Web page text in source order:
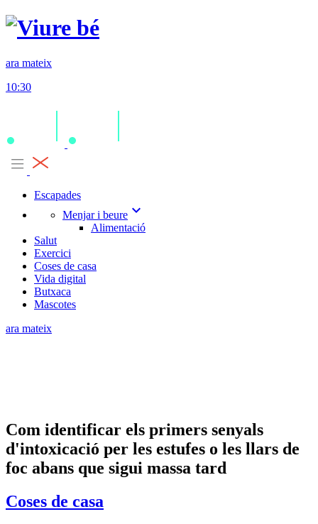
ara mateix
10:30
Escapades
Menjar i beure expand_more
Alimentació
Salut
Exercici
Coses de casa
Vida digital
Butxaca
Mascotes
ara mateix
Com identificar els primers senyals
d'intoxicació per les estufes o les llars de
foc abans que sigui massa tard
Coses de casa